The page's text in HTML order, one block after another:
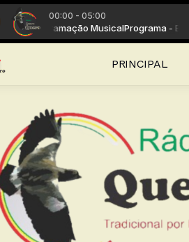
00:00 - 05:00
Programação MusicalPrograma -
Louco Mundeiro
PRINCIPAL